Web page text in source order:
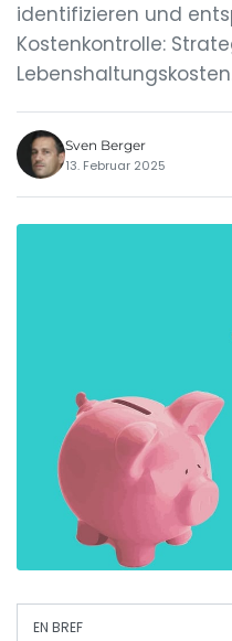
identifizieren und
Kostenkontrolle:
Sven Berger
13. Februar 2025
EN BREF